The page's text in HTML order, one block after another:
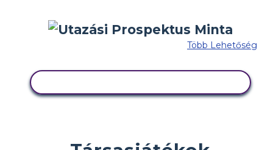
Több Lehetőség